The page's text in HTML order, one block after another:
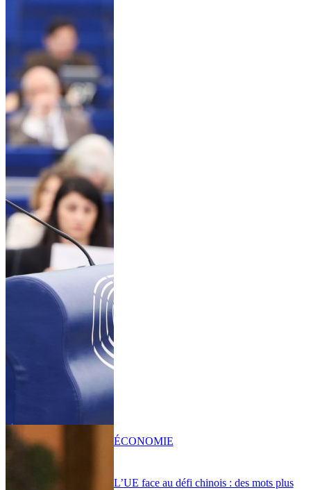
L’UE face au défi chinois : des mots plus
ÉCONOMIE